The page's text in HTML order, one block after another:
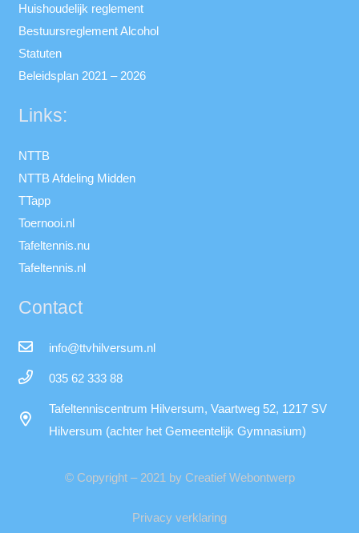
Huishoudelijk reglement
Bestuursreglement Alcohol
Statuten
Beleidsplan 2021 – 2026
Links:
NTTB
NTTB Afdeling Midden
TTapp
Toernooi.nl
Tafeltennis.nu
Tafeltennis.nl
Contact
info@ttvhilversum.nl
035 62 333 88
Tafeltenniscentrum Hilversum, Vaartweg 52, 1217 SV
Hilversum (achter het Gemeentelijk Gymnasium)
© Copyright – 2021 by Creatief Webontwerp
Privacy verklaring